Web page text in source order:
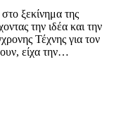
ξεκίνημα της
την ιδέα και την
Τέχνης για τον
είχα την…